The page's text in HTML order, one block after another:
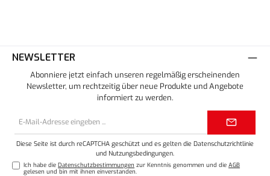
NEWSLETTER
Abonniere jetzt einfach unseren regelmäßig erscheinenden
Newsletter, um rechtzeitig über neue Produkte und Angebote
informiert zu werden.
Diese Seite ist durch reCAPTCHA geschützt und es gelten die Datenschutzrichtlinie
und Nutzungsbedingungen
Ich habe dieDatenschutzbestimmungen zur Kenntnis genommen und dieAGB
gelesen und bin mit ihnen einverstanden.